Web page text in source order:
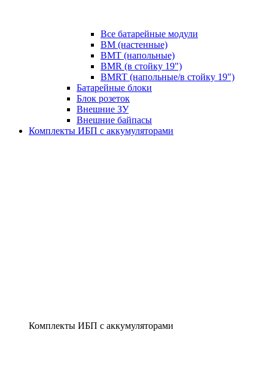
Все батарейные модули
BM (настенные)
BMT (напольные)
BMR (в стойку 19")
BMRT (напольные/в стойку 19")
Батарейные блоки
Блок розеток
Внешние ЗУ
Внешние байпасы
Комплекты ИБП с аккумуляторами
Комплекты ИБП с аккумуляторами